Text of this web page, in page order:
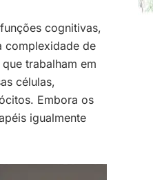
cognitivas,
complexidade de
trabalham em
células,
Embora os
igualmente